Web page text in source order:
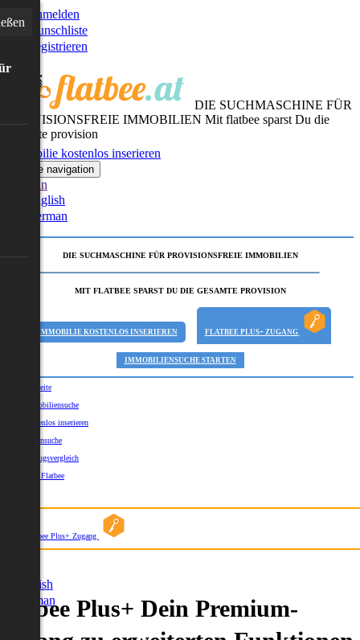
Anmelden
Wunschliste
Registrieren
DIE SUCHMASCHINE FÜR
PROVISIONSFREIE IMMOBILIEN Mit flatbee sparst Du die
gesamte provision
Immobilie kostenlos inserieren
Toggle navigation
German
English
German
DIE SUCHMASCHINE FÜR PROVISIONSFREIE IMMOBILIEN
MIT FLATBEE SPARST DU DIE GESAMTE PROVISION
IMMOBILIE KOSTENLOS INSERIEREN FLATBEE PLUS+ ZUGANG
IMMOBILIENSUCHE STARTEN
Startseite
Immobiliensuche
Kostenlos inserieren
Kartensuche
Umzugsvergleich
Über Flatbee
Flatbee Plus+ Zugang
English
German
Plus+ Dein Premium-